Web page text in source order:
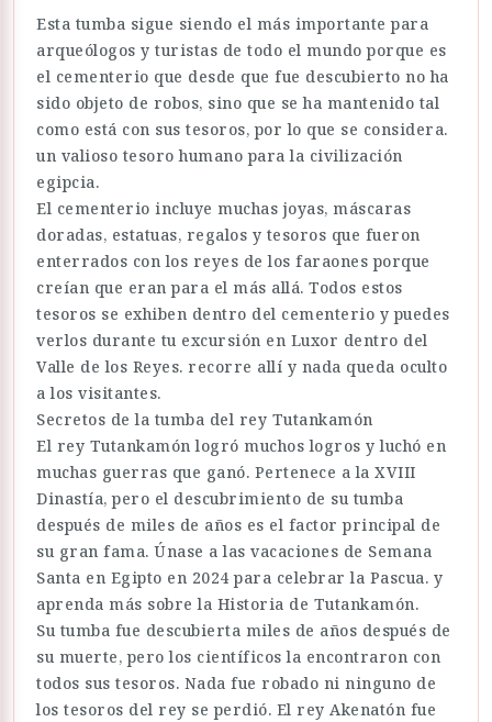
Esta tumba sigue siendo el más importante para
arqueólogos y turistas de todo el mundo porque es
el cementerio que desde que fue descubierto no ha
sido objeto de robos, sino que se ha mantenido tal
como está con sus tesoros, por lo que se considera.
un valioso tesoro humano para la civilización
egipcia.
El cementerio incluye muchas joyas, máscaras
doradas, estatuas, regalos y tesoros que fueron
enterrados con los reyes de los faraones porque
creían que eran para el más allá. Todos estos
tesoros se exhiben dentro del cementerio y puedes
verlos durante tu excursión en Luxor dentro del
Valle de los Reyes. recorre allí y nada queda oculto
a los visitantes.
Secretos de la tumba del rey Tutankamón
El rey Tutankamón logró muchos logros y luchó en
muchas guerras que ganó. Pertenece a la XVIII
Dinastía, pero el descubrimiento de su tumba
después de miles de años es el factor principal de
su gran fama. Únase a las vacaciones de Semana
Santa en Egipto en 2024 para celebrar la Pascua. y
aprenda más sobre la Historia de Tutankamón.
Su tumba fue descubierta miles de años después de
su muerte, pero los científicos la encontraron con
todos sus tesoros. Nada fue robado ni ninguno de
los tesoros del rey se perdió. El rey Akenatón fue